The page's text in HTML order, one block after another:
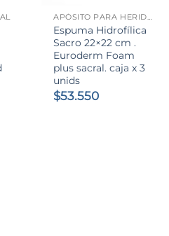
APÓSITO PARA HERIDAS
Espuma Hidrofílica
Sacro 22×22 cm .
Euroderm Foam
plus sacral. caja x 3
unids
$53.550